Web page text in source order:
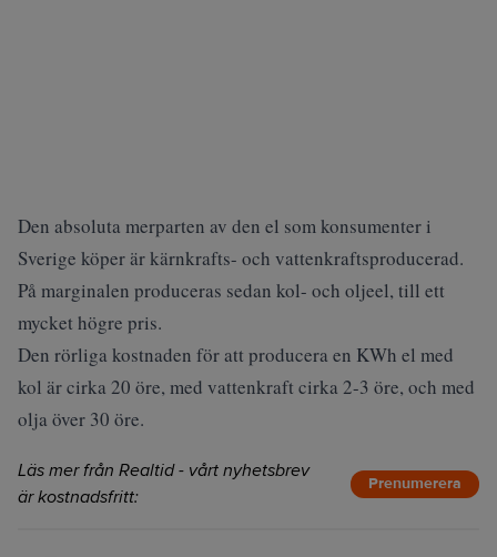
Den absoluta merparten av den el som konsumenter i
Sverige köper är kärnkrafts- och vattenkraftsproducerad.
På marginalen produceras sedan kol- och oljeel, till ett
mycket högre pris.
Den rörliga kostnaden för att producera en KWh el med
kol är cirka 20 öre, med vattenkraft cirka 2-3 öre, och med
olja över 30 öre.
Läs mer från Realtid - vårt nyhetsbrev
är kostnadsfritt:
Prenumerera